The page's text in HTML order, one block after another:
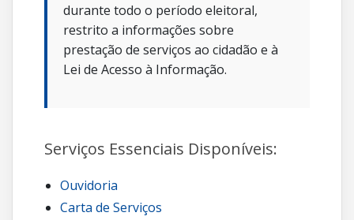
durante todo o período eleitoral,
restrito a informações sobre
prestação de serviços ao cidadão e à
Lei de Acesso à Informação.
Serviços Essenciais Disponíveis:
Ouvidoria
Carta de Serviços